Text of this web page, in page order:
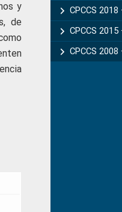
y
de
CPCCS
CPCCS 2015
CPCCS 2008